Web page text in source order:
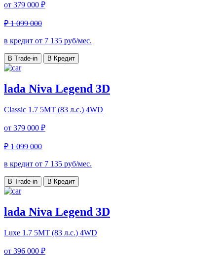
от 379 000 ₽
₽ 1 099 000
в кредит от 7 135 руб/мес.
В Trade-in В Кредит
lada Niva Legend 3D
Classic 1.7 5МТ (83 л.с.) 4WD
от 379 000 ₽
₽ 1 099 000
в кредит от 7 135 руб/мес.
В Trade-in В Кредит
lada Niva Legend 3D
Luxe 1.7 5МТ (83 л.с.) 4WD
от 396 000 ₽